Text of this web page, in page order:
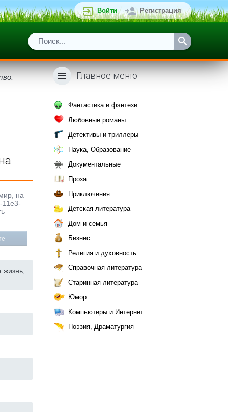
Войти Регистрация
на
11e3-
Главное меню
Фантастика и фэнтези
Любовные романы
Детективы и триллеры
Наука, Образование
Документальные
Проза
Приключения
Детская литература
Дом и семья
Бизнес
Религия и духовность
Справочная литература
Старинная литература
Юмор
Компьютеры и Интернет
Поэзия, Драматургия